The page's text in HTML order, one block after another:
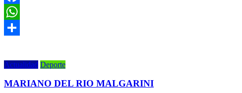
Facebook
WhatsApp
Actualidad Deporte
MARIANO DEL RIO MALGARINI